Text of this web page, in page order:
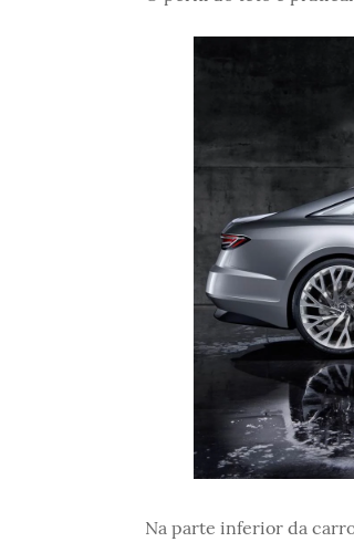
Na parte inferior da